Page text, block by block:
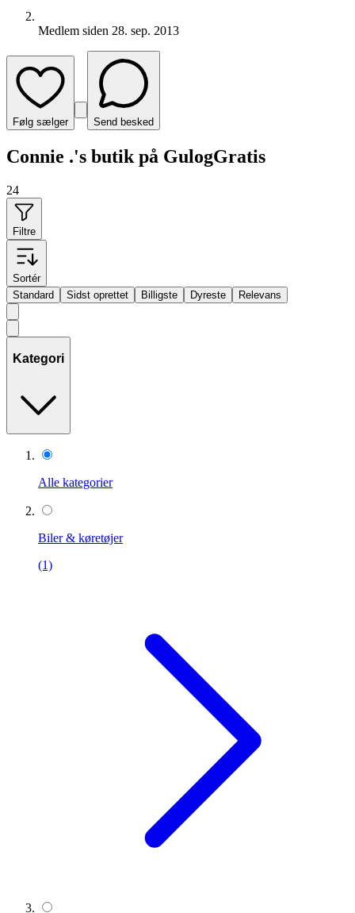
Medlem siden 28. sep. 2013
Følg sælger Send besked
Connie .'s butik på GulogGratis
24
Filtre
Sortér
Standard
Sidst oprettet Billigste Dyreste Relevans
Kategori
Alle kategorier
Biler & køretøjer
(1)